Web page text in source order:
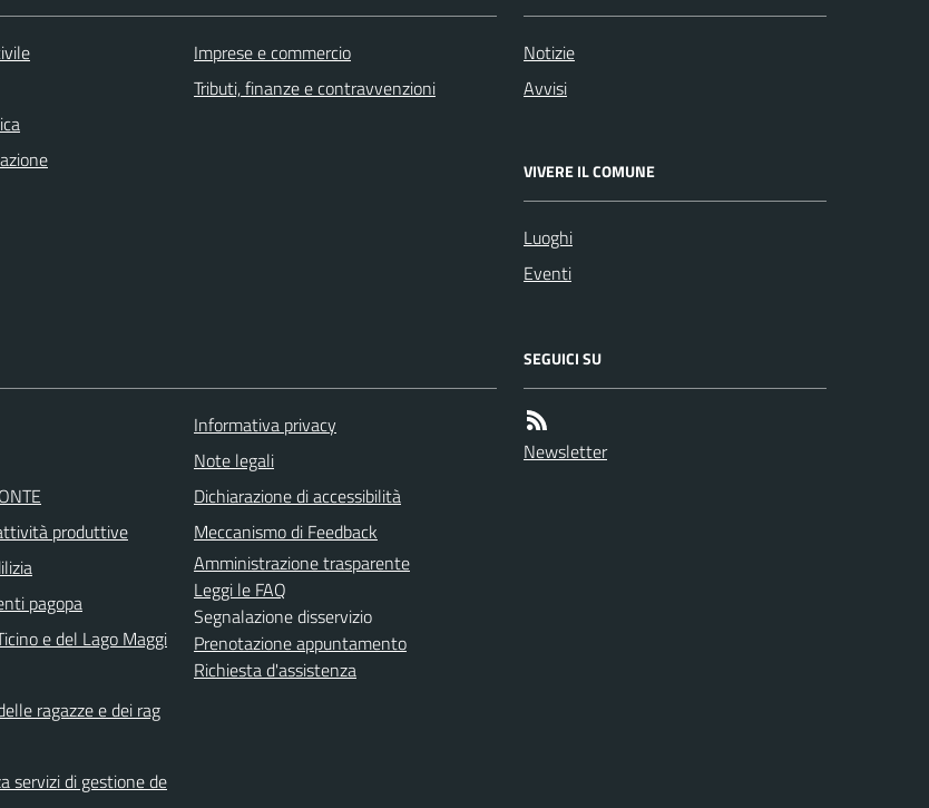
Imprese e commercio
Tributi, finanze e contravvenzioni
Notizie
Avvisi
VIVERE IL COMUNE
Luoghi
Eventi
produttive
pagopa
e del Lago Maggi
ragazze e dei rag
servizi di gestione de
Informativa privacy
Note legali
Dichiarazione di accessibilità
Meccanismo di Feedback
Amministrazione trasparente
Leggi le FAQ
Segnalazione disservizio
Prenotazione appuntamento
Richiesta d'assistenza
SEGUICI SU
Newsletter